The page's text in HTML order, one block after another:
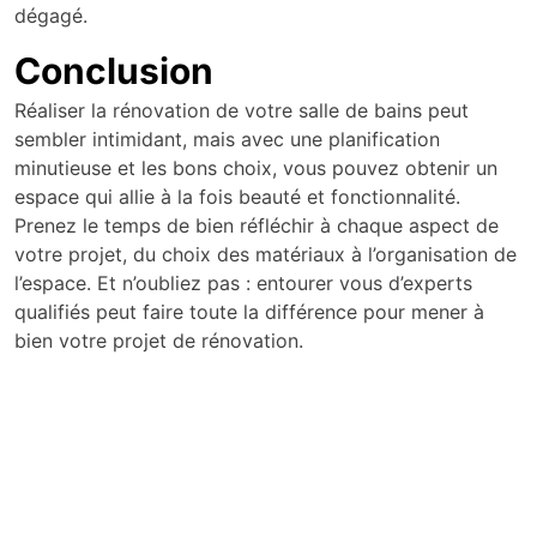
dégagé.
Conclusion
Réaliser la rénovation de votre salle de bains peut
sembler intimidant, mais avec une planification
minutieuse et les bons choix, vous pouvez obtenir un
espace qui allie à la fois beauté et fonctionnalité.
Prenez le temps de bien réfléchir à chaque aspect de
votre projet, du choix des matériaux à l’organisation de
l’espace. Et n’oubliez pas : entourer vous d’experts
qualifiés peut faire toute la différence pour mener à
bien votre projet de rénovation.